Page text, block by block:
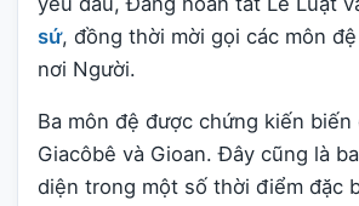
sứ, đồng thời mời gọi các môn
nơi Người.
Ba môn đệ được chứng kiến biến
Giacôbê và Gioan. Đây cũng là
diện trong một số thời điểm đặc